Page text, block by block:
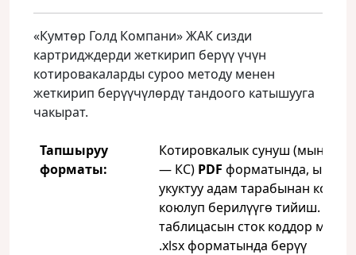
«Кумтөр Голд Компани» ЖАК сизди
картридждерди жеткирип берүү үчүн
котировакаларды суроо методу менен
жеткирип берүүчүлөрдү тандоого катышууга
чакырат.
Тапшыруу
форматы:
Котировкалык сунуш (мындан
— КС) PDF форматында,
укуктуу адам тарабынан кол
коюлуп берилүүгө тийиш.
таблицасын сток коддор менен
.xlsx форматында берүү